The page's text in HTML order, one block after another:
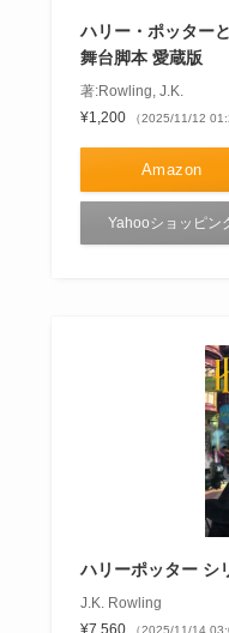
ハリー・ポッター
舞台脚本 愛蔵版
著:Rowling, J.K.
¥1,200
（2025/11/12
Amazon
Yahooショッピン
ハリーポッター シ
J.K. Rowling
¥7,560
（2025/11/14